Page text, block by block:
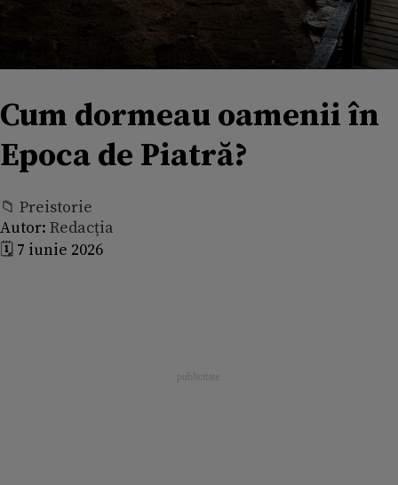
Cum dormeau oamenii în
Epoca de Piatră?
📁 Preistorie
Autor: Redacția
🗓️ 7 iunie 2026